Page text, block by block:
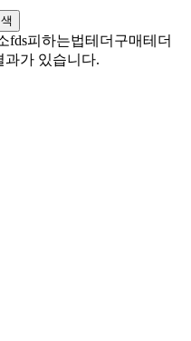
fds피하는법테더구매테더
과가 있습니다.